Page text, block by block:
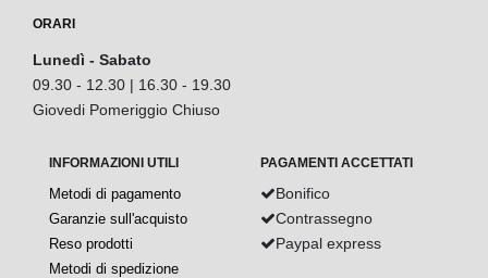
ORARI
Lunedì - Sabato
09.30 - 12.30 | 16.30 - 19.30
Giovedi Pomeriggio Chiuso
INFORMAZIONI UTILI
Metodi di pagamento
Garanzie sull'acquisto
Reso prodotti
Metodi di spedizione
PAGAMENTI ACCETTATI
Bonifico
Contrassegno
Paypal express